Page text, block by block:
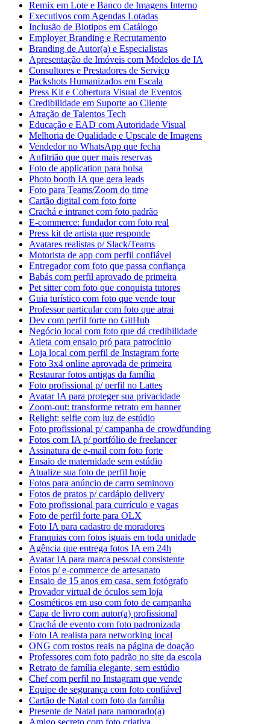
Remix em Lote e Banco de Imagens Interno
Executivos com Agendas Lotadas
Inclusão de Biotipos em Catálogo
Employer Branding e Recrutamento
Branding de Autor(a) e Especialistas
Apresentação de Imóveis com Modelos de IA
Consultores e Prestadores de Serviço
Packshots Humanizados em Escala
Press Kit e Cobertura Visual de Eventos
Credibilidade em Suporte ao Cliente
Atração de Talentos Tech
Educação e EAD com Autoridade Visual
Melhoria de Qualidade e Upscale de Imagens
Vendedor no WhatsApp que fecha
Anfitrião que quer mais reservas
Foto de application para bolsa
Photo booth IA que gera leads
Foto para Teams/Zoom do time
Cartão digital com foto forte
Crachá e intranet com foto padrão
E-commerce: fundador com foto real
Press kit de artista que responde
Avatares realistas p/ Slack/Teams
Motorista de app com perfil confiável
Entregador com foto que passa confiança
Babás com perfil aprovado de primeira
Pet sitter com foto que conquista tutores
Guia turístico com foto que vende tour
Professor particular com foto que atrai
Dev com perfil forte no GitHub
Negócio local com foto que dá credibilidade
Atleta com ensaio pró para patrocínio
Loja local com perfil de Instagram forte
Foto 3x4 online aprovada de primeira
Restaurar fotos antigas da família
Foto profissional p/ perfil no Lattes
Avatar IA para proteger sua privacidade
Zoom-out: transforme retrato em banner
Relight: selfie com luz de estúdio
Foto profissional p/ campanha de crowdfunding
Fotos com IA p/ portfólio de freelancer
Assinatura de e-mail com foto forte
Ensaio de maternidade sem estúdio
Atualize sua foto de perfil hoje
Fotos para anúncio de carro seminovo
Fotos de pratos p/ cardápio delivery
Foto profissional para currículo e vagas
Foto de perfil forte para OLX
Foto IA para cadastro de moradores
Franquias com fotos iguais em toda unidade
Agência que entrega fotos IA em 24h
Avatar IA para marca pessoal consistente
Fotos p/ e-commerce de artesanato
Ensaio de 15 anos em casa, sem fotógrafo
Provador virtual de óculos sem loja
Cosméticos em uso com foto de campanha
Capa de livro com autor(a) profissional
Crachá de evento com foto padronizada
Foto IA realista para networking local
ONG com rostos reais na página de doação
Professores com foto padrão no site da escola
Retrato de família elegante, sem estúdio
Chef com perfil no Instagram que vende
Equipe de segurança com foto confiável
Cartão de Natal com foto da família
Presente de Natal para namorado(a)
Amigo secreto com foto criativa